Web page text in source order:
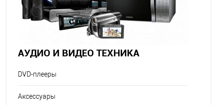
АУДИО И ВИДЕО ТЕХНИКА
DVD-плееры
Аксессуары